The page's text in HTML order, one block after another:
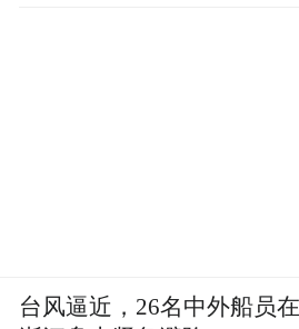
台风逼近，26名中外船员在